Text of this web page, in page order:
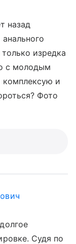
назад
изредка
с молодым
комплексую и
Фото
Судя по